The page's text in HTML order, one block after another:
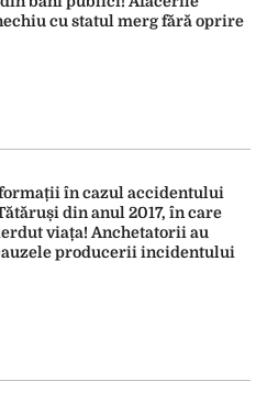
cu statul merg fără oprire
în cazul accidentului
din anul 2017, în care
viața! Anchetatorii au
producerii incidentului